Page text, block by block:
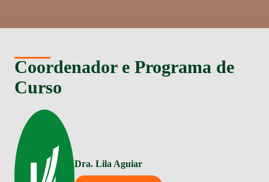
Coordenador e Programa de
Curso
Dra. Lila Aguiar